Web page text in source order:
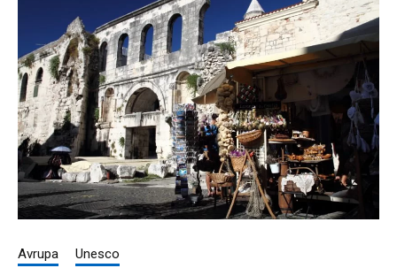
Avrupa Unesco